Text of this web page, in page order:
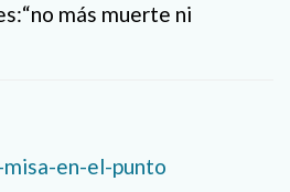
más muerte ni